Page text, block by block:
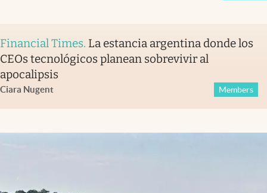
Financial Times. La estancia argentina donde los
CEOs tecnológicos planean sobrevivir al
apocalipsis
Ciara Nugent Members